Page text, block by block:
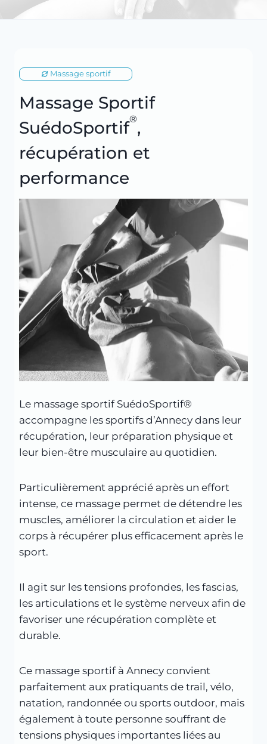
Massage sportif
Massage Sportif
SuédoSportif®,
récupération et
performance
Le massage sportif SuédoSportif®
accompagne les sportifs d’Annecy dans leur
récupération, leur préparation physique et
leur bien-être musculaire au quotidien.
Particulièrement apprécié après un effort
intense, ce massage permet de détendre les
muscles, améliorer la circulation et aider le
corps à récupérer plus efficacement après le
sport.
Il agit sur les tensions profondes, les fascias,
les articulations et le système nerveux afin de
favoriser une récupération complète et
durable.
Ce massage sportif à Annecy convient
parfaitement aux pratiquants de trail, vélo,
natation, randonnée ou sports outdoor, mais
également à toute personne souffrant de
tensions physiques importantes liées au